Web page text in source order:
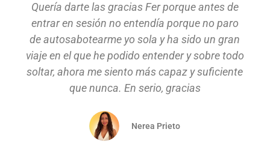
Quería darte las gracias Fer porque antes de
entrar en sesión no entendía porque no paro
de autosabotearme yo sola y ha sido un gran
viaje en el que he podido entender y sobre todo
soltar, ahora me siento más capaz y suficiente
que nunca. En serio, gracias
Nerea Prieto